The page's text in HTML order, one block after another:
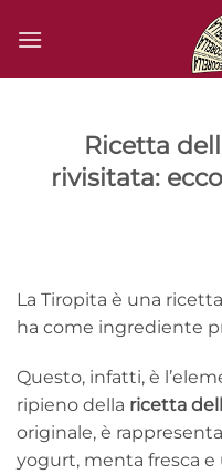
Ricetta
rivisitata:
La Tiropita è una
ha come ingrediente
Questo, infatti, è
ripieno della ricetta
originale, è
yogurt, menta fresca e